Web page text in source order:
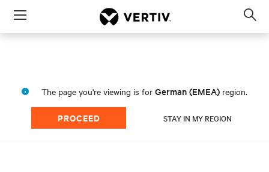
Menu
The page you're viewing is for German (EMEA) region.
PROCEED STAY IN MY REGION